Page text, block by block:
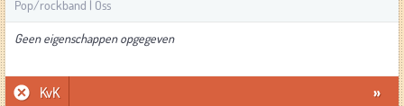
Pop/rockband | Oss
Geen eigenschappen opgegeven
KvK »